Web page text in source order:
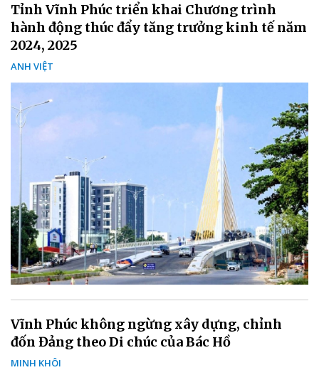
Tỉnh Vĩnh Phúc triển khai Chương trình
hành động thúc đẩy tăng trưởng kinh tế năm
2024, 2025
ANH VIỆT
Vĩnh Phúc không ngừng xây dựng, chỉnh
đốn Đảng theo Di chúc của Bác Hồ
MINH KHÔI